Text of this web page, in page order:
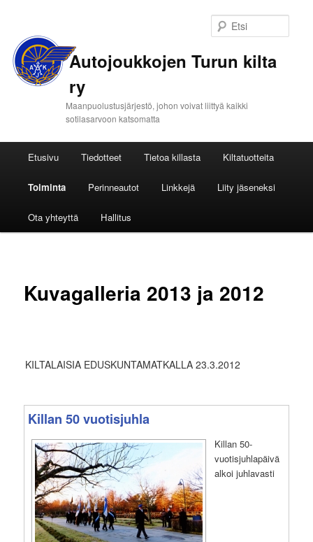
Autojoukkojen Turun kilta
ry
Maanpuolustusjärjestö, johon voivat liittyä kaikki
sotilasarvoon katsomatta
Siirry
sisältöön
Etusivu Tiedotteet Tietoa killasta Kiltatuotteita
Toiminta Perinneautot Linkkejä Liity jäseneksi
Ota yhteyttä Hallitus
Kuvagalleria 2013 ja 2012
KILTALAISIA EDUSKUNTAMATKALLA 23.3.2012
Killan 50 vuotisjuhla
Killan 50-
vuotisjuhlapäivä
alkoi juhlavasti